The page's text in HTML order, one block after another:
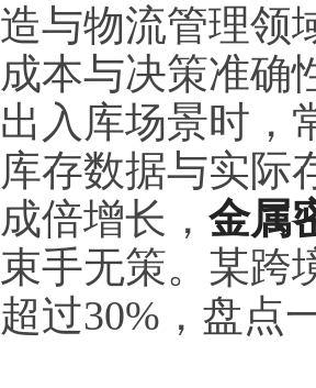
与物流管理领
本与决策准确
入库场景时，
存数据与实际
倍增长， 金属
手无策。某跨
过30%，盘点